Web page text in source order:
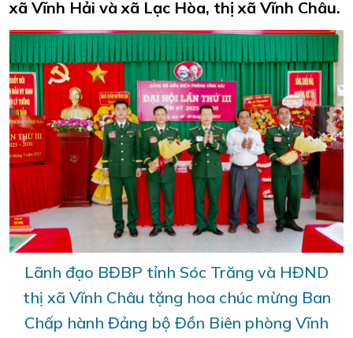
xã Vĩnh Hải và xã Lạc Hòa, thị xã Vĩnh Châu.
Lãnh đạo BĐBP tỉnh Sóc Trăng và HĐND
thị xã Vĩnh Châu tặng hoa chúc mừng Ban
Chấp hành Đảng bộ Đồn Biên phòng Vĩnh